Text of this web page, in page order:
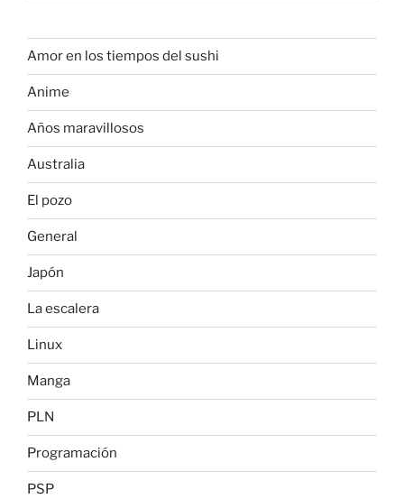
Amor en los tiempos del sushi
Anime
Años maravillosos
Australia
El pozo
General
Japón
La escalera
Linux
Manga
PLN
Programación
PSP